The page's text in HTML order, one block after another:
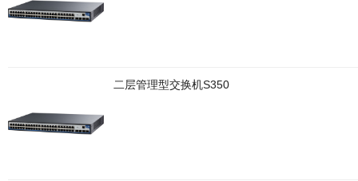
二层管理型交换机S350